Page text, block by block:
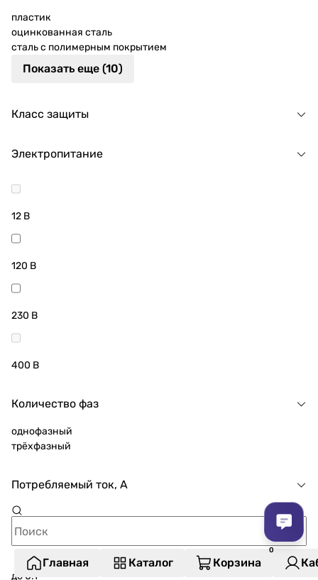
пластик
оцинкованная сталь
сталь с полимерным покрытием
Показать еще (10)
Класс защиты
Электропитание
12 В
120 В
230 В
400 В
Количество фаз
однофазный
трёхфазный
Потребляемый ток, А
до 0.1
Главная Каталог Корзина